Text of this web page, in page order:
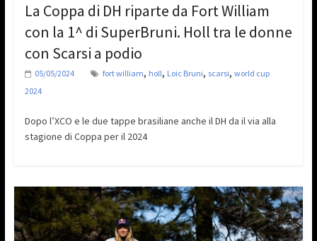
La Coppa di DH riparte da Fort William
con la 1^ di SuperBruni. Holl tra le donne
con Scarsi a podio
05/05/2024 fort william, holl, Loic Bruni, scarsi, world cup
2024
Dopo l’XCO e le due tappe brasiliane anche il DH da il via alla
stagione di Coppa per il 2024